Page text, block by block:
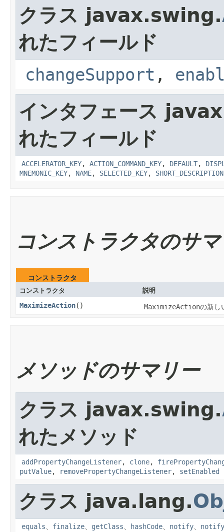
クラス javax.swing.
れたフィールド
changeSupport ,
インタフェース
れたフィールド
ACCELERATOR_KEY, ACTION_COMMAND_KEY, DEFAULT,
MNEMONIC_KEY, NAME, SELECTED_KEY, SHORT_DESCRIPTION
コンストラクタのサ
コンストラクタ
コンストラクタ 説明
MaximizeAction() MaximizeActionの新し
メソッドのサマリー
クラス javax.swing.
れたメソッド
addPropertyChangeListener, clone,
putValue, removePropertyChangeListener, setEnabled
クラス java.lang.
equals、 finalize、 getClass、 hashCode、 notify、